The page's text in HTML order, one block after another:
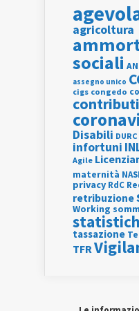
agricoltura
sociali
assegno unico
cigs congedo
contributi
Disabili DURC
infortuni
Agile
maternità
privacy RdC
retribuzione
Working
tassazione
TFR